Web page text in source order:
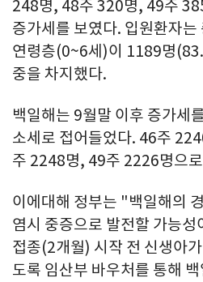
248명, 48주 320명, 49주
증가세를 보였다. 입원환자
연령층(0~6세)이 1189명
중을 차지했다.
백일해는 9월말 이후 증가세
소세로 접어들었다. 46주
주 2248명, 49주 2226명으
이에대해 정부는 "백일해의
염시 중증으로 발전할 가능성
접종(2개월) 시작 전 신생아
도록 임산부 바우처를 통해